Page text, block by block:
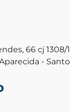
66 cj 1308/
-